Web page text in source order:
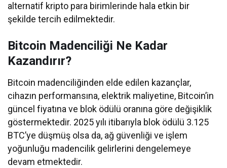
alternatif kripto para birimlerinde hala etkin bir
şekilde tercih edilmektedir.
Bitcoin Madenciliği Ne Kadar
Kazandırır?
Bitcoin madenciliğinden elde edilen kazançlar,
cihazın performansına, elektrik maliyetine, Bitcoin’in
güncel fiyatına ve blok ödülü oranına göre değişiklik
göstermektedir. 2025 yılı itibarıyla blok ödülü 3.125
BTC’ye düşmüş olsa da, ağ güvenliği ve işlem
yoğunluğu madencilik gelirlerini dengelemeye
devam etmektedir.